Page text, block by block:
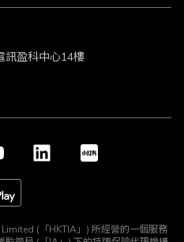
訊盈科中心14樓
(「HKTIA」) 所經營的一個服務